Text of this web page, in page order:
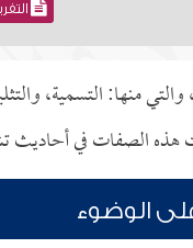
منها: التسمية،
الصفات في أحاديث
الوضوء